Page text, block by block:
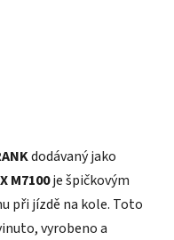
dodávaný jako
M7100je špičkovým
při jízdě na kole. Toto
vyrobeno a